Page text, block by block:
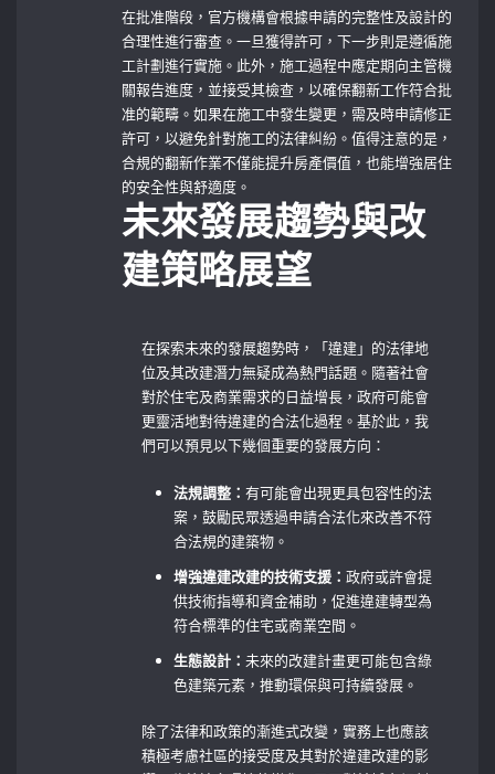
在批准階段，官方機構會根據申請的完整性及設計的
合理性進行審查。一旦獲得許可，下一步則是遵循施
工計劃進行實施。此外，施工過程中應定期向主管機
關報告進度，並接受其檢查，以確保翻新工作符合批
准的範疇。如果在施工中發生變更，需及時申請修正
許可，以避免針對施工的法律糾紛。值得注意的是，
合規的翻新作業不僅能提升房產價值，也能增強居住
的安全性與舒適度。
未來發展趨勢與改
建策略展望
在探索未來的發展趨勢時，「違建」的法律地
位及其改建潛力無疑成為熱門話題。隨著社會
對於住宅及商業需求的日益增長，政府可能會
更靈活地對待違建的合法化過程。基於此，我
們可以預見以下幾個重要的發展方向：
法規調整：有可能會出現更具包容性的法
案，鼓勵民眾透過申請合法化來改善不符
合法規的建築物。
增強違建改建的技術支援：政府或許會提
供技術指導和資金補助，促進違建轉型為
符合標準的住宅或商業空間。
生態設計：未來的改建計畫更可能包含綠
色建築元素，推動環保與可持續發展。
除了法律和政策的漸進式改變，實務上也應該
積極考慮社區的接受度及其對於違建改建的影